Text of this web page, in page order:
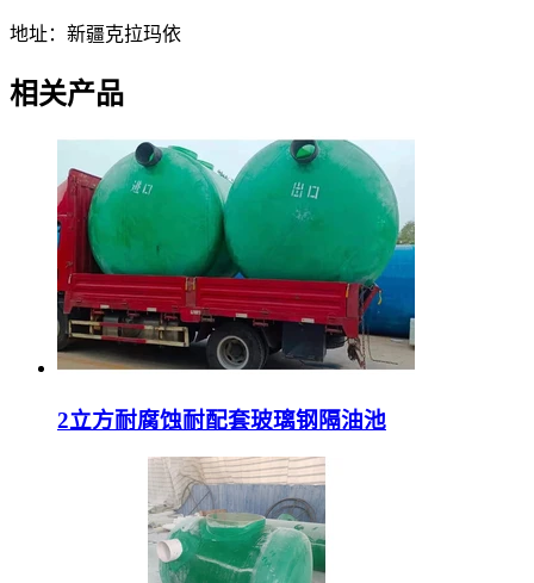
地址：新疆克拉玛依
相关产品
2立方耐腐蚀耐配套玻璃钢隔油池